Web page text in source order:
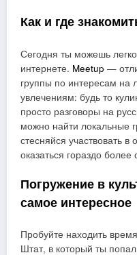
Как и где
Сегодня ты можешь
интернете. Meetup —
группы по интересам на
увлечениям: будь то
просто разговоры на
можно найти локальные
стесняйся участвовать
оказаться гораздо
Погружение в
самое интересное
Пробуйте находить
Штат, в который ты